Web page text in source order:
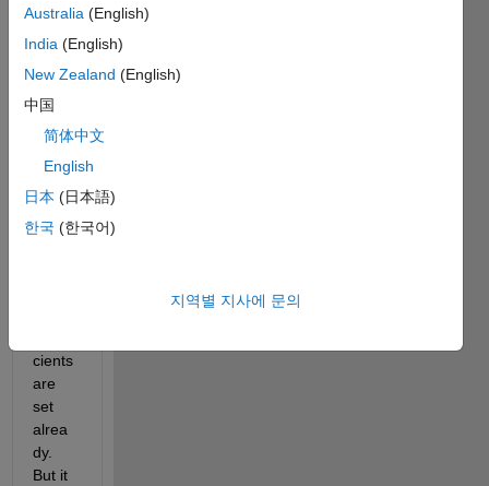
이전 댓글
All:
i have
a
cubic
cients
are
set
alrea
dy.
But it
Australia (English)
India (English)
New Zealand (English)
中国
简体中文
English
日本 (日本語)
한국 (한국어)
지역별 지사에 문의